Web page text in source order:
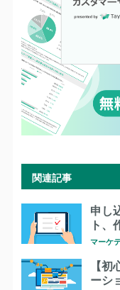
関連記事
申し
ト、
マーケ
【
ーシ